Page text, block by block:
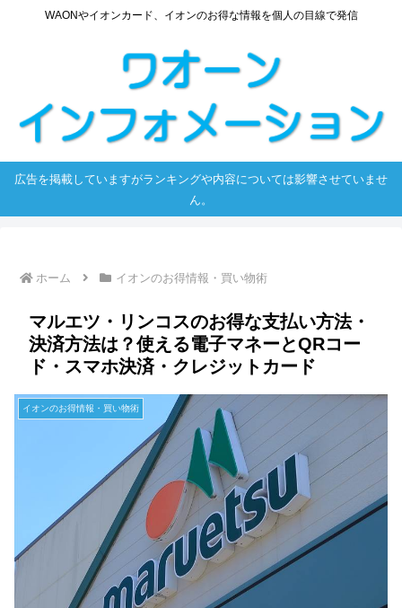
WAONやイオンカード、イオンのお得な情報を個人の目線で発信
広告を掲載していますがランキングや内容については影響させていませ
ん。
ホーム イオンのお得情報・買い物術
マルエツ・リンコスのお得な支払い方法・
決済方法は？使える電子マネーとQRコー
ド・スマホ決済・クレジットカード
イオンのお得情報・買い物術